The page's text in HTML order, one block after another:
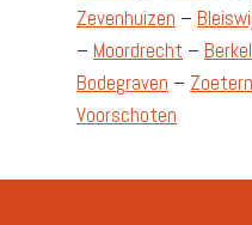
Zevenhuizen –
– Moordrecht –
Bodegraven –
Voorschoten